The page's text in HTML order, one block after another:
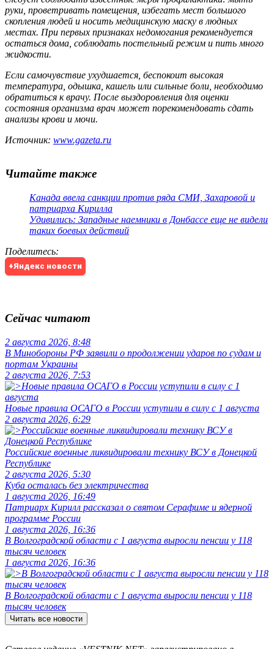
руки, проветривать помещения, избегать мест большого
скопления людей и носить медицинскую маску в людных
местах. При первых признаках недомогания рекомендуется
остаться дома, соблюдать постельный режим и пить много
жидкости.
Если самочувствие ухудшается, беспокоит высокая
температура, одышка, кашель или сильные боли, необходимо
обратиться к врачу. После выздоровления для оценки
состояния организма врач может порекомендовать сдать
анализы крови и мочи.
Источник: www.gazeta.ru
Читайте также
Канада ввела санкции против ряда СМИ, Захаровой и
патриарха Кирилла
Удивились: Западные наемники в Донбассе еще не видели
таких боевых действий
Поделитесь:
+Яндекс новости
Сейчас читают
2 августа 2026, 8:48
В Минобороны РФ заявили о продолжении ударов по судам и
портам Украины
2 августа 2026, 7:53
Новые правила ОСАГО в России уступили в силу с 1 августа
2 августа 2026, 6:29
Российские военные ликвидировали технику ВСУ в Донецкой
Республике
2 августа 2026, 5:30
Куба осталась без электричества
1 августа 2026, 16:49
Патриарх Кирилл рассказал о святом Серафиме и ядерной
программе России
1 августа 2026, 16:36
В Волгоградской области с 1 августа выросли пенсии у 118
тысяч человек
1 августа 2026, 16:36
В Волгоградской области с 1 августа выросли пенсии у 118
тысяч человек
Читать все новости